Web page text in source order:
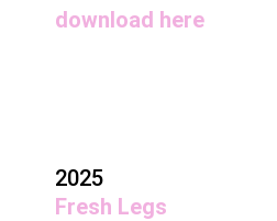
download here
2025
Fresh Legs